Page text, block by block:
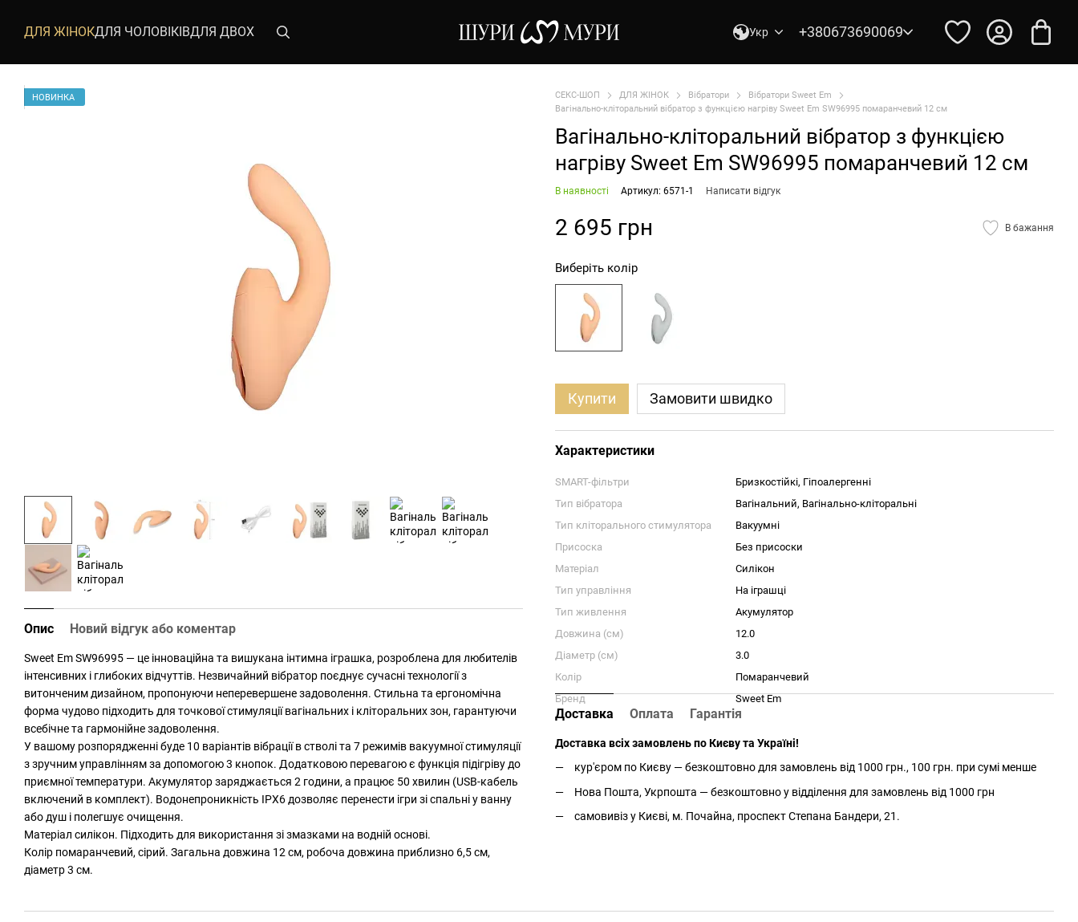
ДЛЯ ЖІНОКДЛЯ ЧОЛОВІКІВДЛЯ ДВОХ Укр +380673690069
НОВИНКА
Опис Новий відгук або коментар
Sweet Em SW96995 — це інноваційна та вишукана інтимна іграшка, розроблена для любителів
інтенсивних і глибоких відчуттів. Незвичайний вібратор поєднує сучасні технології з
витонченим дизайном, пропонуючи неперевершене задоволення. Стильна та ергономічна
форма чудово підходить для точкової стимуляції вагінальних і кліторальних зон, гарантуючи
всебічне та гармонійне задоволення.
У вашому розпорядженні буде 10 варіантів вібрації в стволі та 7 режимів вакуумної стимуляції
з зручним управлінням за допомогою 3 кнопок. Додатковою перевагою є функція підігріву до
приємної температури. Акумулятор заряджається 2 години, а працює 50 хвилин (USB-кабель
включений в комплект). Водонепроникність IPX6 дозволяє перенести ігри зі спальні у ванну
або душ і полегшує очищення.
Матеріал силікон. Підходить для використання зі змазками на водній основі.
Колір помаранчевий, сірий. Загальна довжина 12 см, робоча довжина приблизно 6,5 см,
діаметр 3 см.
СЕКС-ШОП ДЛЯ ЖІНОК Вібратори
Вібратори Sweet Em
Вагінально-кліторальний вібратор з функцією нагріву Sweet Em SW96995 помаранчевий 12 см
Вагінально-кліторальний вібратор з функцією
нагріву Sweet Em SW96995 помаранчевий 12 см
В наявності Артикул: 6571-1 Написати відгук
2 695 грн В бажання
Виберіть колір
Купити Замовити швидко
Характеристики
SMART-фільтри
Бризкостійкі, Гіпоалергенні
Тип вібратора
Вагінальний, Вагінально-кліторальні
Тип кліторального стимулятора
Вакуумні
Присоска
Без присоски
Матеріал
Силікон
Тип управління
На іграшці
Тип живлення
Акумулятор
Довжина (см)
12.0
Діаметр (см)
3.0
Колір
Помаранчевий
Бренд
Sweet Em
Доставка Оплата Гарантія
Доставка всіх замовлень по Києву та Україні!
кур'єром по Києву — безкоштовно для замовлень від 1000 грн., 100 грн. при сумі менше
Нова Пошта, Укрпошта — безкоштовно у відділення для замовлень від 1000 грн
самовивіз у Києві, м. Почайна, проспект Степана Бандери, 21.